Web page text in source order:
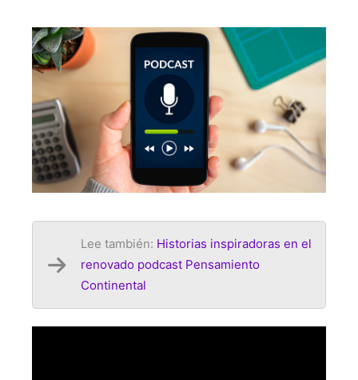
Lee también: Historias inspiradoras en el
renovado podcast Pensamiento
Continental